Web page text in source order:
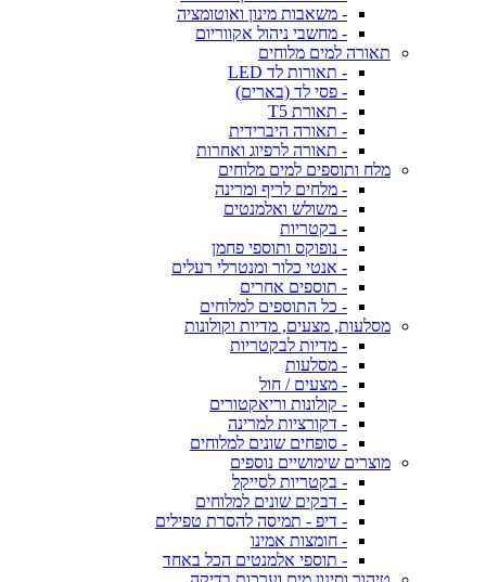
- משאבות מינון ואוטומציה
- מחשבי ניהול אקווריום
תאורה למים מלוחים
- תאורות לד LED
- פסי לד (בארים)
- תאורת T5
- תאורה היברידית
- תאורה לרפיוג ואחרות
מלח ותוספים למים מלוחים
- מלחים לריף ומרינה
- משולש ואלמנטים
- בקטריות
- נופוקס ותוספי פחמן
- אנטי כלור ומנטרלי רעלים
- תוספים אחרים
- כל התוספים למלוחים
מסלעות, מצעים, מדיות וקולונות
- מדיות לבקטריות
- מסלעות
- מצעים / חול
- קולונות וריאקטורים
- דקורציות למרינה
- סופחים שונים למלוחים
מוצרים שימושיים נוספים
- בקטריות לסייקל
- דבקים שונים למלוחים
- דיפ - תמיסה להסרת טפילים
- חומצות אמינו
- תוספי אלמנטים הכל באחד